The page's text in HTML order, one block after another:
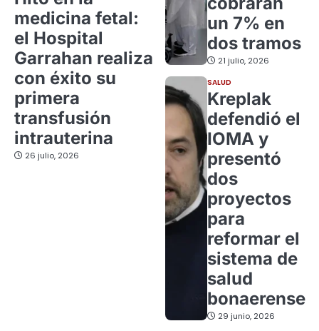
medicina fetal:
el Hospital
Garrahan realiza
con éxito su
primera
transfusión
intrauterina
26 julio, 2026
un 7% en
dos tramos
21 julio, 2026
SALUD
Kreplak
defendió el
IOMA y
presentó
dos
proyectos
para
reformar el
sistema de
salud
bonaerense
29 junio, 2026